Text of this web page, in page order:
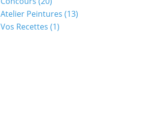
Atelier Peintures (13)
Vos Recettes (1)